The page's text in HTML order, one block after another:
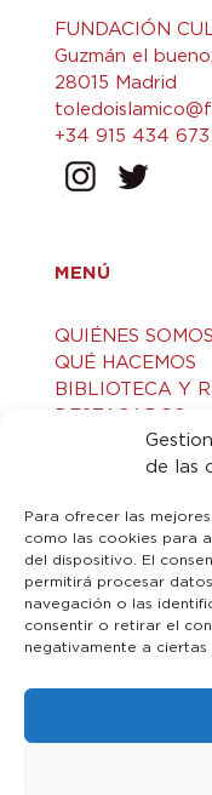
de las
Para ofrecer las
como las cookies para
del dispositivo. El
permitirá procesar
navegación o las
consentir o retirar el
negativamente a ciertas
FUNDACIÓN
Guzmán el
28015 Madrid
+34 915 434 673
MENÚ
QUIÉNES SOMOS
QUÉ HACEMOS
BIBLIOTECA Y
DESTACADOS
ACTIVIDADES
VISITAS
LEGAL
AVISO LEGAL
POLÍTICA DE